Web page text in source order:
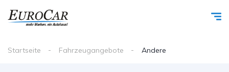
Startseite Fahrzeugangebote Andere